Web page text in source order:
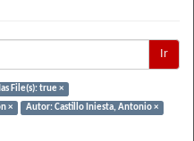
Ir
File(s): true ×
×
Autor: Castillo Iniesta, Antonio ×